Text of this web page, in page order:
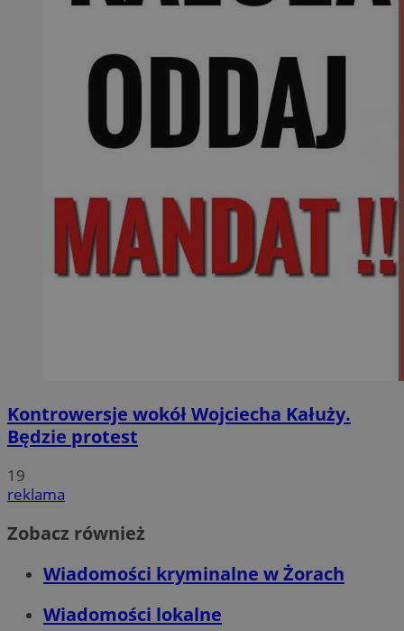
Kontrowersje wokół Wojciecha Kałuży.
Będzie protest
19
reklama
Zobacz również
Wiadomości kryminalne w Żorach
Wiadomości lokalne